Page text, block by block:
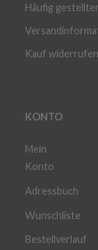
Häufig
Kauf widerrufen
KONTO
Mein
Konto
Adressbuch
Wunschliste
Bestellverlauf